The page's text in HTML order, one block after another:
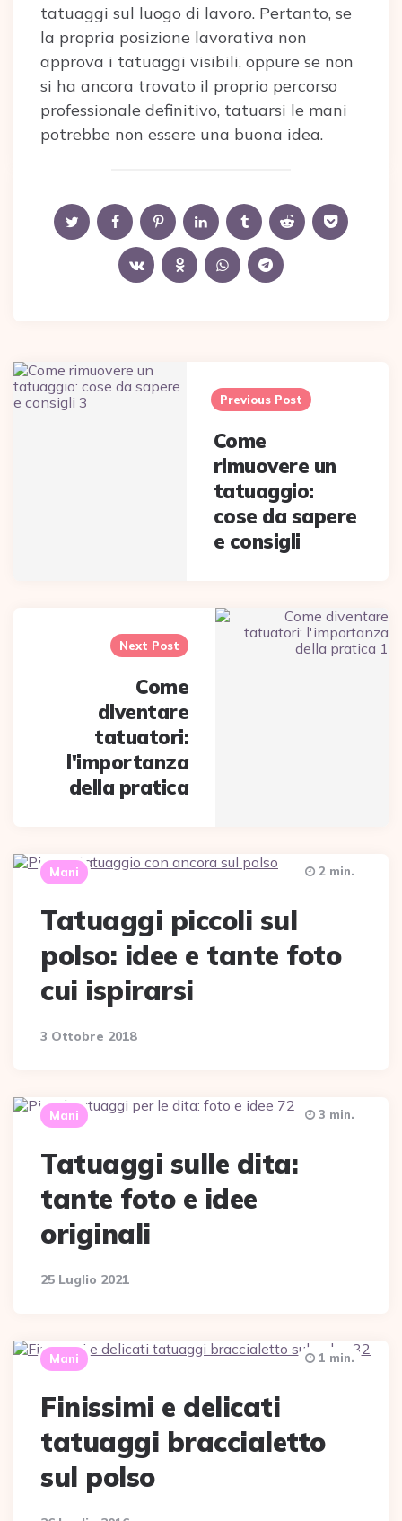
tatuaggi sul luogo di lavoro. Pertanto, se
la propria posizione lavorativa non
approva i tatuaggi visibili, oppure se non
si ha ancora trovato il proprio percorso
professionale definitivo, tatuarsi le mani
potrebbe non essere una buona idea.
Post
navigation
Previous Post
Come
rimuovere un
tatuaggio:
cose da sapere
e consigli
Next Post
Come
diventare
tatuatori:
l'importanza
della pratica
Mani
Tatuaggi piccoli sul
polso: idee e tante foto
cui ispirarsi
3 Ottobre 2018
2 min.
Mani
Tatuaggi sulle dita:
tante foto e idee
originali
25 Luglio 2021
3 min.
Mani
Finissimi e delicati
tatuaggi braccialetto
sul polso
1 min.